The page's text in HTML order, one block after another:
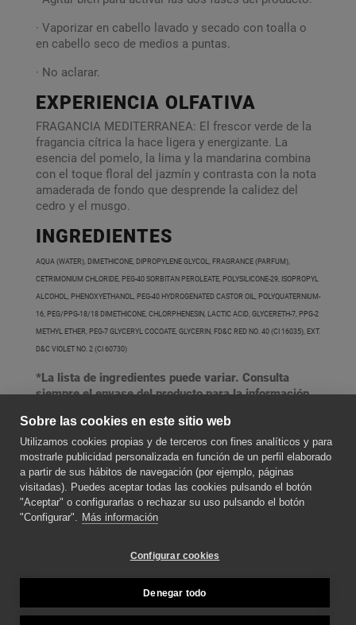
· Vaporizar en cabello lavado y secado con toalla o
en cabello seco de medios a puntas.
· No aclarar.
EXPERIENCIA OLFATIVA
FRAGANCIA MEDITERRANEA: El frescor verde de la
fragancia cítrica la hace ligera y energizante. La
esencia del pomelo, la lima y la mandarina combina
con el toque floral del jazmín y contrasta con la nota
amaderada de fondo que desprende la calidez del
cedro y el musgo.
INGREDIENTES
AQUA (WATER), DIMETHICONE, DIPROPYLENE GLYCOL, FRAGRANCE (PARFUM),
CETRIMONIUM CHLORIDE, PEG-40 SORBITAN PEROLEATE, POLYSILICONE-29, ISOPROPYL
ALCOHOL, PHENOXYETHANOL, PEG-40 HYDROGENATED CASTOR OIL, POLYQUATERNIUM-
16, PEG/PPG-18/18 DIMETHICONE, CHLORPHENESIN, LACTIC ACID, GLYCERETH-7, PPG-2
METHYL ETHER, PEG-7 GLYCERYL COCOATE, GLYCERIN, FD&C RED NO. 40 (CI 16035), EXT.
D&C VIOLET NO. 2 (CI 60730)
*La lista de ingredientes puede variar. Consulta
siempre el envase del producto para la información
SOBRE NOSOTROS
CONTACTE CON NOSOTROS
SÍGUENOS PARA ESTAR AL DÍA DE LAS
MÉTODOS DE PAGO
Sobre las cookies en este sitio web
Utilizamos cookies propias y de terceros con fines analíticos y para
mostrarle publicidad personalizada en función de un perfil elaborado
a partir de sus hábitos de navegación (por ejemplo, páginas
visitadas). Puedes aceptar todas las cookies pulsando el botón
"Aceptar" o configurarlas o rechazar su uso pulsando el botón
"Configurar". Más información
Configurar cookies
Denegar todo